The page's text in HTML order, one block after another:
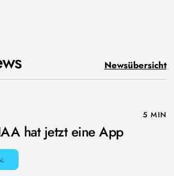
Newsübersicht
5 MIN
hat jetzt eine App